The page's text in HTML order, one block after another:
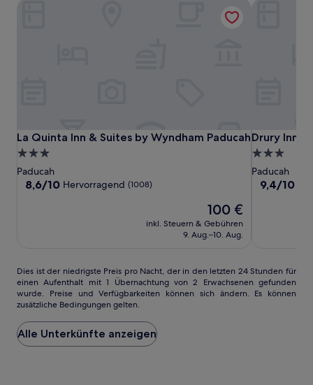
La
Quinta
Inn
Suites
La
Quinta
Inn
Suites
La Quinta Inn & Suites by Wyndham Paducah
La Quinta Inn & Suites by Wyndham Paducah
3.0-
Sterne-
Unterkunft
Paducah
8.6
8,6/10 Hervorragend (1008)
Der
Preis
beträgt
100 €
inkl. Steuern & Gebühren
9. Aug.–10. Aug.
Drury
Inn
&
Suites
Paducah
Drury Inn &
Drury Inn &
3.0-
Sterne-
Unterkunft
Paducah
9.4
9,4/10
Dies
ist
der
niedrigste
Preis
pro
Nacht,
Dies ist der niedrigste Preis pro Nacht, der in den letzten 24 Stunden für
einen Aufenthalt mit 1 Übernachtung von 2 Erwachsenen gefunden
wurde. Preise und Verfügbarkeiten können sich ändern. Es können
zusätzliche Bedingungen gelten.
Alle Unterkünfte anzeigen